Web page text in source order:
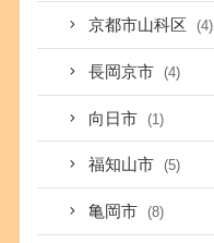
京都市山科区 (4)
長岡京市 (4)
向日市 (1)
福知山市 (5)
亀岡市 (8)